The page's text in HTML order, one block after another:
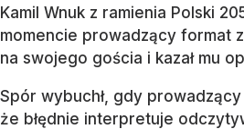
Kamil Wnuk z ramienia Polski
momencie prowadzący format
na swojego gościa i kazał mu
Spór wybuchł, gdy prowadzący
że błędnie interpretuje